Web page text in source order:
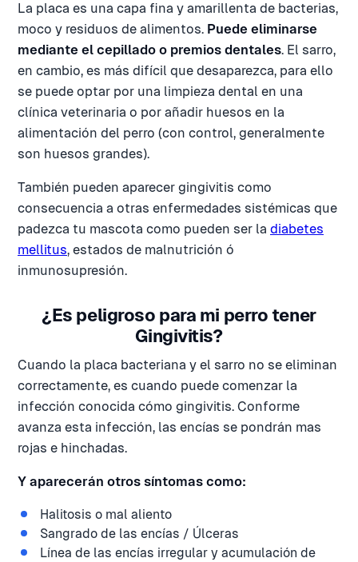
La placa es una capa fina y amarillenta de bacterias,
moco y residuos de alimentos. Puede eliminarse
mediante el cepillado o premios dentales. El sarro,
en cambio, es más difícil que desaparezca, para ello
se puede optar por una limpieza dental en una
clínica veterinaria o por añadir huesos en la
alimentación del perro (con control, generalmente
son huesos grandes).
También pueden aparecer gingivitis como
consecuencia a otras enfermedades sistémicas que
padezca tu mascota como pueden ser la diabetes
mellitus, estados de malnutrición ó
inmunosupresión.
¿Es peligroso para mi perro tener
Gingivitis?
Cuando la placa bacteriana y el sarro no se eliminan
correctamente, es cuando puede comenzar la
infección conocida cómo gingivitis. Conforme
avanza esta infección, las encías se pondrán mas
rojas e hinchadas.
Y aparecerán otros síntomas como:
Halitosis o mal aliento
Sangrado de las encías / Úlceras
Línea de las encías irregular y acumulación de